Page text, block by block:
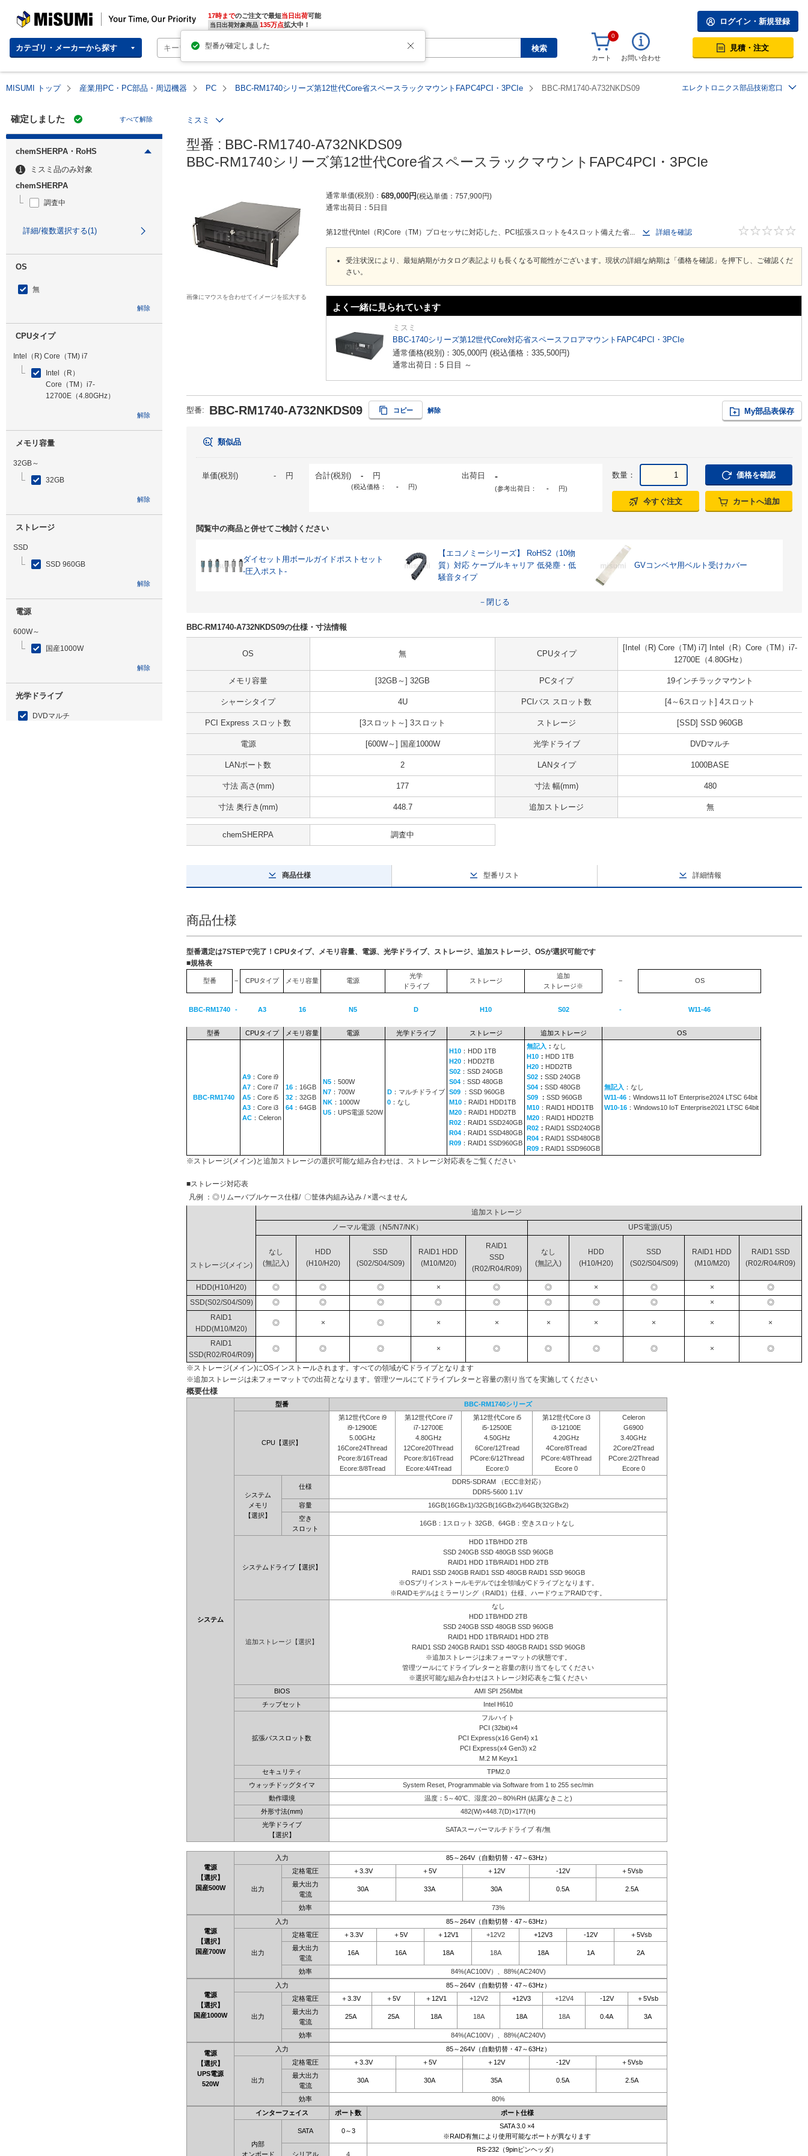
MISUMI | Your Time, Our Priority 17時までのご注文で最短当日出荷
当日出荷対象商品 135万点拡大中！
カテゴリ・メーカーから探す 検索
ログイン・新規登録
0
カート お問い合わせ
見積・注文
MISUMI トップ 産業用PC・PC部品・周辺機器 PC BBC-RM1740シリーズ第12世代Core省スペースラックマウントFAPC4PCI・3PCIe BBC-RM1740-A732NKDS09 エレクトロニクス部品技術窓口
確定しました すべて解除
chemSHERPA・RoHS
ミスミ品のみ対象
chemSHERPA
調査中
詳細/複数選択する(1)
OS
無
解除
CPUタイプ
Intel（R) Core（TM) i7
Intel（R）
Core（TM）i7-
12700E（4.80GHz）
解除
メモリ容量
32GB～
32GB
解除
ストレージ
SSD
SSD 960GB
解除
電源
600W～
国産1000W
解除
光学ドライブ
DVDマルチ
ミスミ
型番 : BBC-RM1740-A732NKDS09
BBC-RM1740シリーズ第12世代Core省スペースラックマウントFAPC4PCI・3PCIe
画像にマウスを合わせてイメージを拡大する
通常単価(税別) 689,000円 税込単価 757,900円
通常出荷日： 5日目
第12世代Intel（R)Core（TM）プロセッサに対応した、PCI拡張スロットを4スロット備えた省... 詳細を確認
受注状況により、最短納期がカタログ表記よりも長くなる可能性がございます。現状の詳細な納期は「価格を確認」を押下し、ご確認くだ
さい。
よく一緒に見られています
ミスミ
BBC-1740シリーズ第12世代Core対応省スペースフロアマウントFAPC4PCI・3PCIe
通常価格(税別)： 305,000円 (税込価格： 335,500円)
通常出荷日：5 日目 ～
型番: BBC-RM1740-A732NKDS09 コピー 解除 My部品表保存
類似品
単価(税別) - 円 合計(税別) - 円
(税込価格： - 円)
出荷日 -
(参考出荷日： - 円)
数量： 価格を確認
今すぐ注文 カートへ追加
閲覧中の商品と併せてご検討ください
ダイセット用ボールガイドポストセット
-圧入ポスト-
【エコノミーシリーズ】 RoHS2（10物
質）対応 ケーブルキャリア 低発塵・低
騒音タイプ
GVコンベヤ用ベルト受けカバー
－閉じる
BBC-RM1740-A732NKDS09の仕様・寸法情報
OS 無 CPUタイプ
[Intel（R) Core（TM) i7] Intel（R）Core（TM）i7-
12700E（4.80GHz）
メモリ容量 [32GB～] 32GB PCタイプ 19インチラックマウント
シャーシタイプ 4U PCIバス スロット数 [4～6スロット] 4スロット
PCI Express スロット数 [3スロット～] 3スロット ストレージ [SSD] SSD 960GB
電源 [600W～] 国産1000W 光学ドライブ DVDマルチ
LANポート数 2 LANタイプ 1000BASE
寸法 高さ(mm) 177 寸法 幅(mm) 480
寸法 奥行き(mm) 448.7 追加ストレージ 無
chemSHERPA 調査中
商品仕様 型番リスト 詳細情報
商品仕様
型番選定は7STEPで完了！CPUタイプ、メモリ容量、電源、光学ドライブ、ストレージ、追加ストレージ、OSが選択可能です
■規格表
型番 − CPUタイプ メモリ容量 電源
光学
ドライブ
ストレージ
追加
ストレージ※
− OS
BBC-RM1740 - A3 16 N5 D H10 S02 - W11-46
型番 CPUタイプ メモリ容量 電源 光学ドライブ ストレージ 追加ストレージ OS
BBC-RM1740
A9 ：Core i9
A7 ：Core i7
A5 ：Core i5
A3 ：Core i3
AC ：Celeron
16 ：16GB
32 ：32GB
64 ：64GB
N5 ：500W
N7 ：700W
NK ：1000W
U5 ：UPS電源 520W
D ：マルチドライブ
0 ：なし
H10 ：HDD 1TB
H20 ：HDD2TB
S02 ：SSD 240GB
S04 ：SSD 480GB
S09
：SSD 960GB
M10 ：RAID1 HDD1TB
M20 ：RAID1 HDD2TB
R02 ：RAID1 SSD240GB
R04 ：RAID1 SSD480GB
R09 ：RAID1 SSD960GB
無記入 ： なし
H10 ： HDD 1TB
H20 ： HDD2TB
S02 ： SSD 240GB
S04 ： SSD 480GB
S09
： SSD 960GB
M10 ：RAID1 HDD1TB
M20 ：RAID1 HDD2TB
R02 ： RAID1 SSD240GB
R04 ： RAID1 SSD480GB
R09 ： RAID1 SSD960GB
無記入 ：なし
W11-46 ：Windows11 IoT Enterprise2024 LTSC 64bit
W10-16 ：Windows10 IoT Enterprise2021 LTSC 64bit
※ストレージ(メイン)と追加ストレージの選択可能な組み合わせは、ストレージ対応表をご覧ください
■ストレージ対応表
凡例 ：◎リムーバブルケース仕様/ 〇筐体内組み込み / ×選べません
ストレージ(メイン)
追加ストレージ
ノーマル電源（N5/N7/NK）
UPS電源(U5)
なし
(無記入)
HDD
(H10/H20)
SSD
(S02/S04/S09)
RAID1 HDD
(M10/M20)
RAID1
SSD
(R02/R04/R09)
なし
(無記入)
HDD
(H10/H20)
SSD
(S02/S04/S09)
RAID1 HDD
(M10/M20)
RAID1 SSD
(R02/R04/R09)
HDD(H10/H20) ◎ ◎ ◎ × ◎ ◎ × ◎ ×
◎
SSD(S02/S04/S09)
◎ ◎ ◎ ◎ ◎ ◎ ◎ ◎ ×
◎
RAID1
HDD(M10/M20)
◎ × ◎ × × × × × × ×
RAID1
SSD(R02/R04/R09)
◎ ◎ ◎ × ◎ ◎ ◎ ◎ × ◎
※ストレージ(メイン)にOSインストールされます。すべての領域がCドライブとなります
※追加ストレージは未フォーマットでの出荷となります。管理ツールにてドライブレターと容量の割り当てを実施してください
概要仕様
システム
型番 BBC-RM1740シリーズ
CPU【選択】
第12世代Core i9
i9-12900E
5.00GHz
16Core24Thread
Pcore:8/16Tread
Ecore:8/8Tread
第12世代Core i7
i7-12700E
4.80GHz
12Core20Thread
Pcore:8/16Tread
Ecore:4/4Tread
第12世代Core i5
i5-12500E
4.50GHz
6Core/12Tread
PCore:6/12Thread
Ecore:0
第12世代Core i3
i3-12100E
4.20GHz
4Core/8Tread
PCore:4/8Thread
Ecore 0
Celeron
G6900
3.40GHz
2Core/2Tread
PCore:2/2Thread
Ecore 0
システム
メモリ
【選択】
仕様
DDR5-SDRAM （ECC非対応）
DDR5-5600 1.1V
容量
16GB(16GBx1)/32GB(16GBx2)/64GB(32GBx2)
空き
スロット
16GB：1スロット 32GB、64GB：空きスロットなし
システムドライブ【選択】
HDD 1TB/HDD 2TB
SSD 240GB SSD 480GB SSD 960GB
RAID1 HDD 1TB/RAID1 HDD 2TB
RAID1 SSD 240GB RAID1 SSD 480GB RAID1 SSD 960GB
※OSプリインストールモデルでは全領域がCドライブとなります。
※RAIDモデルはミラーリング（RAID1）仕様、ハードウェアRAIDです。
追加ストレージ【選択】
なし
HDD 1TB/HDD 2TB
SSD 240GB SSD 480GB SSD 960GB
RAID1 HDD 1TB/RAID1 HDD 2TB
RAID1 SSD 240GB RAID1 SSD 480GB RAID1 SSD 960GB
※追加ストレージは未フォーマットの状態です。
管理ツールにてドライブレターと容量の割り当てをしてください
※選択可能な組み合わせはストレージ対応表をご覧ください
BIOS
AMI SPI 256Mbit
チップセット
Intel H610
拡張バススロット数
フルハイト
PCI (32bit)×4
PCI Express(x16 Gen4) x1
PCI Express(x4 Gen3) x2
M.2 M Keyx1
セキュリティ
TPM2.0
ウォッチドッグタイマ
System Reset, Programmable via Software from 1 to 255 sec/min
動作環境
温度：5～40℃、湿度:20～80%RH (結露なきこと)
外形寸法(mm)
482(W)×448.7(D)×177(H)
光学ドライブ
【選択】
SATAスーパーマルチドライブ 有/無
電源
【選択】
国産500W
入力 85～264V（自動切替・47～63Hz）
出力
定格電圧 ＋3.3V ＋5V ＋12V -12V
＋5Vsb
最大出力
電流
30A 33A 30A 0.5A 2.5A
効率 73%
電源
【選択】
国産700W
入力 85～264V（自動切替・47～63Hz）
出力
定格電圧 ＋3.3V ＋5V ＋12V1 +12V2 +12V3 -12V
＋5Vsb
最大出力
電流
16A 16A 18A 18A 18A 1A 2A
効率 84%(AC100V）、88%(AC240V)
電源
【選択】
国産1000W
入力 85～264V（自動切替・47～63Hz）
出力
定格電圧 ＋3.3V ＋5V ＋12V1 +12V2 +12V3 +12V4 -12V
＋5Vsb
最大出力
電流
25A 25A 18A 18A 18A 18A 0.4A 3A
効率 84%(AC100V）、88%(AC240V)
電源
【選択】
UPS電源
520W
入力 85～264V（自動切替・47～63Hz）
出力
定格電圧 ＋3.3V ＋5V ＋12V -12V
＋5Vsb
最大出力
電流
30A 30A 35A 0.5A 2.5A
効率
80%
インターフェイス
ポート数 ポート仕様
内部
オンボード
SATA 0～3
SATA 3.0 ×4
※RAID有無により使用可能なポートが異なります
シリアル 4
RS-232（9pinピンヘッダ）